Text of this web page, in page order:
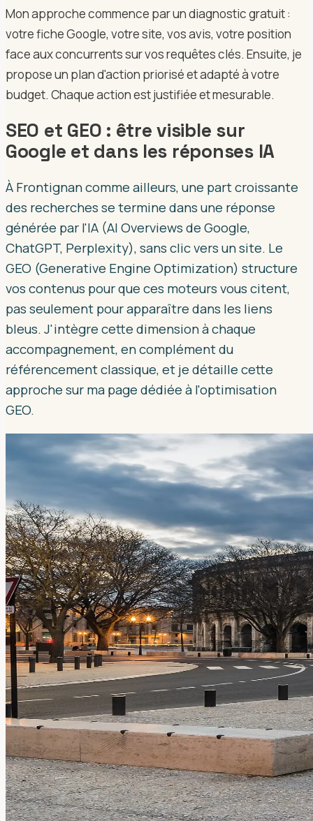
Mon approche commence par un diagnostic gratuit :
votre fiche Google, votre site, vos avis, votre position
face aux concurrents sur vos requêtes clés. Ensuite, je
propose un plan d'action priorisé et adapté à votre
budget. Chaque action est justifiée et mesurable.
SEO et GEO : être visible sur
Google et dans les réponses IA
À Frontignan comme ailleurs, une part croissante
des recherches se termine dans une réponse
générée par l'IA (AI Overviews de Google,
ChatGPT, Perplexity), sans clic vers un site. Le
GEO (Generative Engine Optimization) structure
vos contenus pour que ces moteurs vous citent,
pas seulement pour apparaître dans les liens
bleus. J'intègre cette dimension à chaque
accompagnement, en complément du
référencement classique, et je détaille cette
approche sur ma page dédiée à l'optimisation
GEO.